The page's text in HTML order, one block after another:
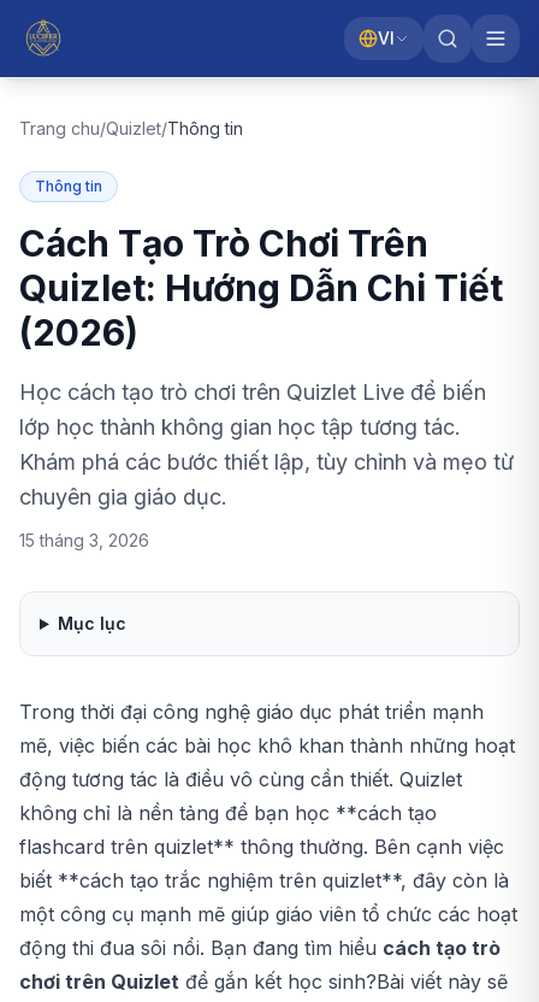
VI
Trang chu/Quizlet/Thông tin
Thông tin
Cách Tạo Trò Chơi Trên
Quizlet: Hướng Dẫn Chi Tiết
(2026)
Học cách tạo trò chơi trên Quizlet Live để biến
lớp học thành không gian học tập tương tác.
Khám phá các bước thiết lập, tùy chỉnh và mẹo từ
chuyên gia giáo dục.
15 tháng 3, 2026
Mục lục
Trong thời đại công nghệ giáo dục phát triển mạnh
mẽ, việc biến các bài học khô khan thành những hoạt
động tương tác là điều vô cùng cần thiết. Quizlet
không chỉ là nền tảng để bạn học **cách tạo
flashcard trên quizlet** thông thường. Bên cạnh việc
biết **cách tạo trắc nghiệm trên quizlet**, đây còn là
một công cụ mạnh mẽ giúp giáo viên tổ chức các hoạt
động thi đua sôi nổi. Bạn đang tìm hiểu cách tạo trò
chơi trên Quizlet để gắn kết học sinh?Bài viết này sẽ